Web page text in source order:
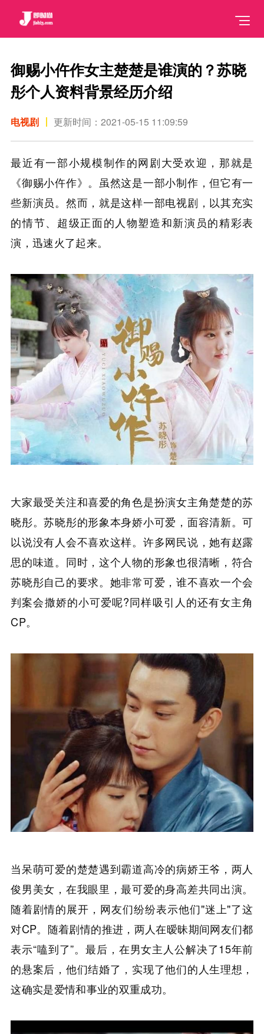
御赐小仵作女主楚楚是谁演的？苏晓
彤个人资料背景经历介绍
电视剧 更新时间：2021-05-15 11:09:59
最近有一部小规模制作的网剧大受欢迎，那就是
《御赐小仵作》。虽然这是一部小制作，但它有一
些新演员。然而，就是这样一部电视剧，以其充实
的情节、超级正面的人物塑造和新演员的精彩表
演，迅速火了起来。
大家最受关注和喜爱的角色是扮演女主角楚楚的苏
晓彤。苏晓彤的形象本身娇小可爱，面容清新。可
以说没有人会不喜欢这样。许多网民说，她有赵露
思的味道。同时，这个人物的形象也很清晰，符合
苏晓彤自己的要求。她非常可爱，谁不喜欢一个会
判案会撒娇的小可爱呢?同样吸引人的还有女主角
CP。
当呆萌可爱的楚楚遇到霸道高冷的病娇王爷，两人
俊男美女，在我眼里，最可爱的身高差共同出演。
随着剧情的展开，网友们纷纷表示他们"迷上"了这
对CP。随着剧情的推进，两人在暧昧期间网友们都
表示“嗑到了”。最后，在男女主人公解决了15年前
的悬案后，他们结婚了，实现了他们的人生理想，
这确实是爱情和事业的双重成功。